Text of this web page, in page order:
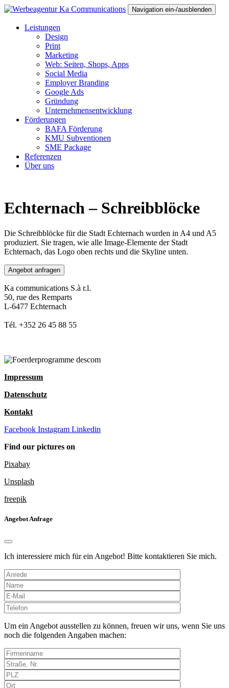
Navigation ein-/ausblenden
Leistungen
Design
Print
Marketing
Web: Seiten, Shops, Apps
Social Media
Employer Branding
Google Ads
Gründung
Unternehmensentwicklung
Förderungen
BAFA Förderung
KMU Subventionen
SME Package
Referenzen
Über uns
Echternach – Schreibblöcke
Die Schreibblöcke für die Stadt Echternach wurden in A4 und A5
produziert. Sie tragen, wie alle Image-Elemente der Stadt
Echternach, das Logo oben rechts und die Skyline unten.
Angebot anfragen
Ka communications S.à r.l.
50, rue des Remparts
L-6477 Echternach
Tél. +352 26 45 88 55
Impressum
Datenschutz
Kontakt
Facebook Instagram Linkedin
Find our pictures on
Pixabay
Unsplash
freepik
Angebot Anfrage
Ich interessiere mich für ein Angebot! Bitte kontaktieren Sie mich.
Bitte
lasse
dieses
Feld
Um ein Angebot ausstellen zu können, freuen wir uns, wenn Sie uns
noch die folgenden Angaben machen: